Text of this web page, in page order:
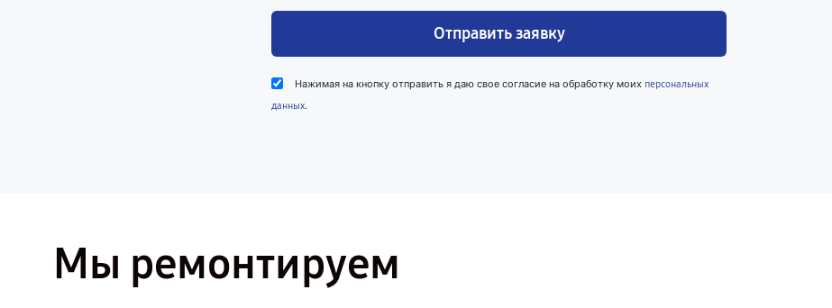
Отправить заявку
Нажимая на кнопку отправить я даю свое согласие на обработку моих персональных
данных.
Мы ремонтируем